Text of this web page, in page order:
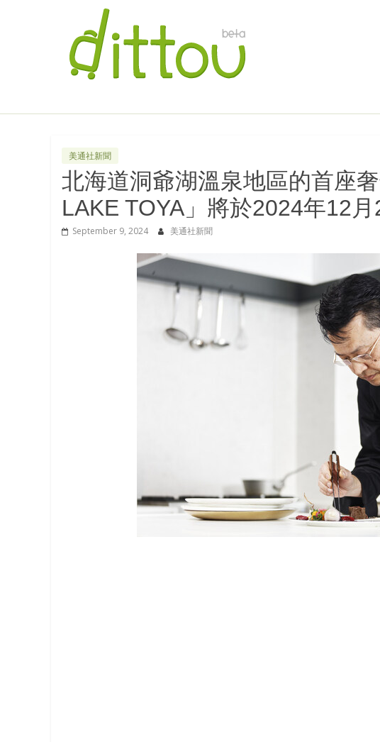
美通社新聞
北海道洞爺湖溫泉地區的首座
LAKE TOYA」將於2024年12
September 9, 2024 美通社新聞